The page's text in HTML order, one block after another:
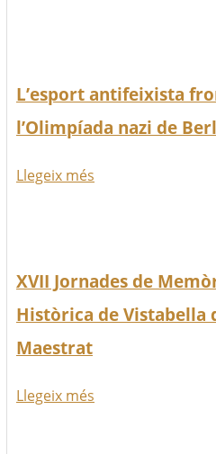
L’esport antifeixista
l’Olimpíada nazi de
Llegeix més
XVII Jornades de
Històrica de Vistabella
Maestrat
Llegeix més